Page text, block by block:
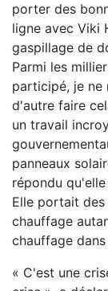
porter des
ligne avec Viki
gaspillage de
Parmi les
participé, je ne
d'autre faire
un travail
panneaux
répondu
Elle portait
chauffage
chauffage
« C'est une